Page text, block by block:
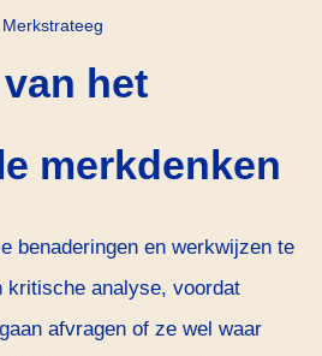
Merkstrateeg
het
merkdenken
benaderingen en werkwijzen te
kritische analyse, voordat
afvragen of ze wel waar